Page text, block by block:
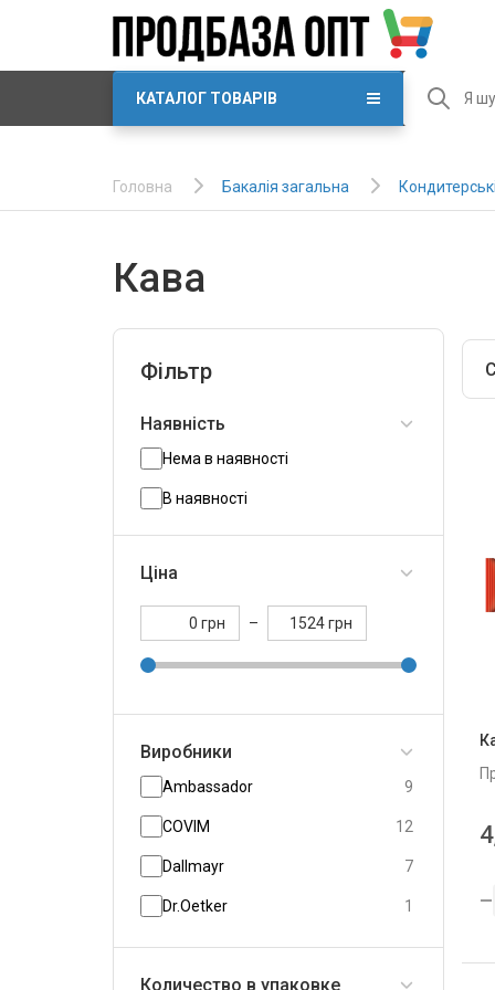
КАТАЛОГ ТОВАРІВ
Головна Бакалія загальна
Кава
Фільтр
Наявність
Нема в наявності
В наявності
Ціна
грн – грн
Виробники
Ambassador 9
COVIM 12
Dallmayr 7
Dr.Oetker 1
Gunz 5
illy 13
Количество в упаковке